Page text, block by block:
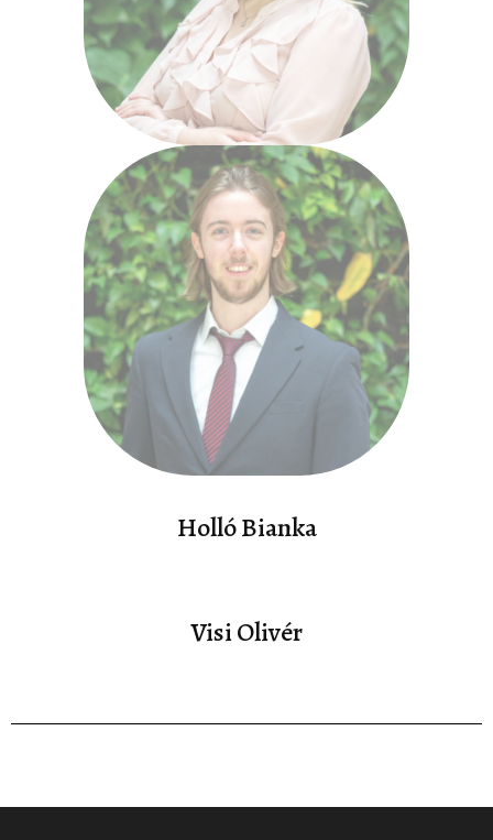
Holló Bianka
Visi Olivér